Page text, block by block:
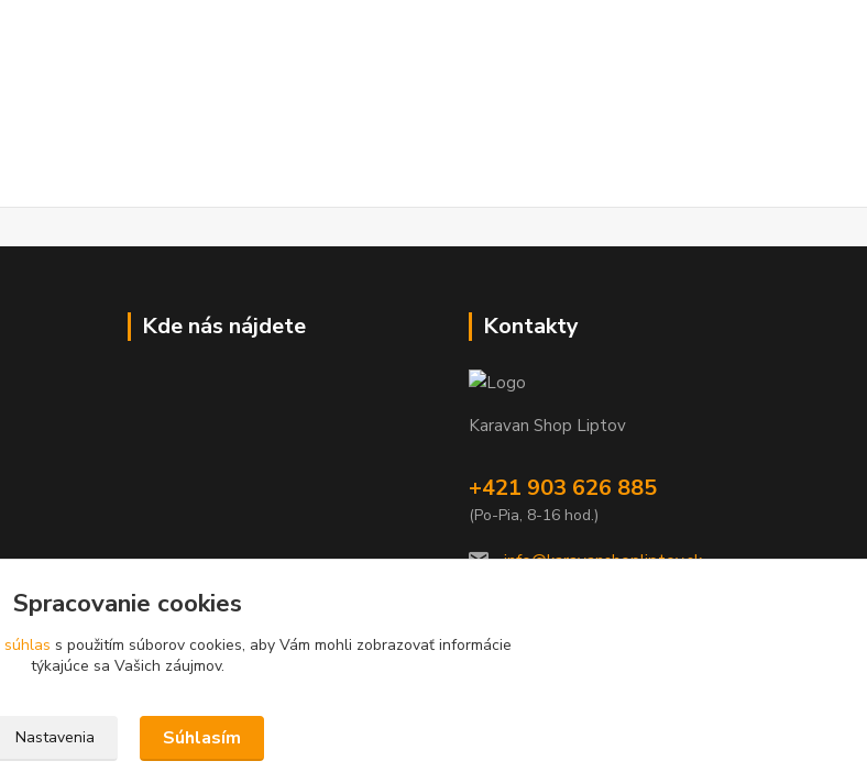
Kde nás nájdete Kontakty
Karavan Shop Liptov
+421 903 626 885
(Po-Pia, 8-16 hod.)
info@karavanshopliptov.sk
Spracovanie cookies
súhlas s použitím súborov cookies, aby Vám mohli zobrazovať informácie
týkajúce sa Vašich záujmov.
Nastavenia Súhlasím